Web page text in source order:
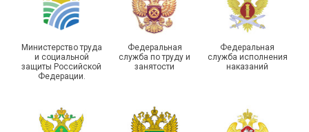
организаций ГУФСИН
Министерство труда
и социальной
защиты Российской
Федерации.
Федеральная
служба по труду и
занятости
Федеральная
служба исполнения
наказаний